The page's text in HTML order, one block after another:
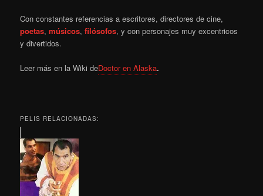
Con constantes referencias a escritores, directores de cine,
poetas,músicos,filósofos, y con personajes muy excentricos
y divertidos.
Leer más en la Wiki deDoctor en Alaska.
PELIS RELACIONADAS: